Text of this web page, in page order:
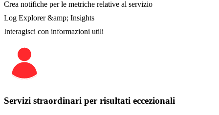
Crea notifiche per le metriche relative al servizio
Log Explorer &amp; Insights
Interagisci con informazioni utili
Servizi straordinari per risultati eccezionali